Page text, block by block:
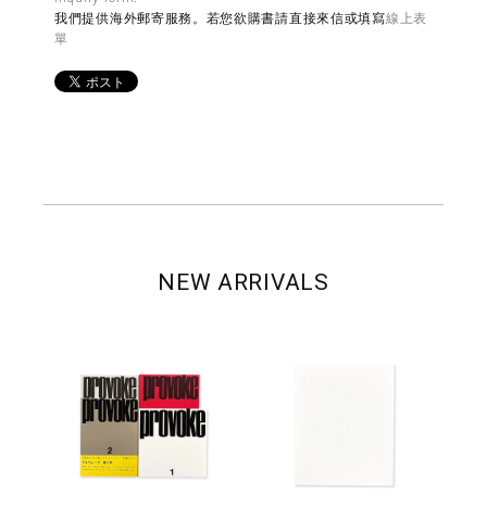
我們提供海外郵寄服務。若您欲購書請直接來信或填寫線上表
單
NEW ARRIVALS